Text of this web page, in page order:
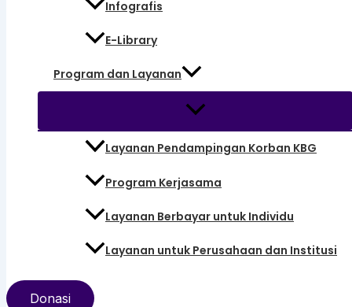
Infografis
E-Library
Program dan Layanan
Layanan Pendampingan Korban KBG
Program Kerjasama
Layanan Berbayar untuk Individu
Layanan untuk Perusahaan dan Institusi
Donasi